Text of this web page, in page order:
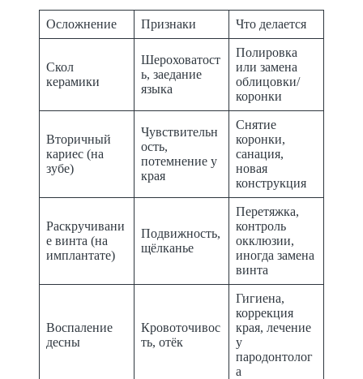
Осложнение Признаки Что делается
Скол
керамики
Шероховатост
ь, заедание
языка
Полировка
или замена
облицовки/
коронки
Вторичный
кариес (на
зубе)
Чувствительн
ость,
потемнение у
края
Снятие
коронки,
санация,
новая
конструкция
Раскручивани
е винта (на
имплантате)
Подвижность,
щёлканье
Перетяжка,
контроль
окклюзии,
иногда замена
винта
Воспаление
десны
Кровоточивос
ть, отёк
Гигиена,
коррекция
края, лечение
у
пародонтолог
а